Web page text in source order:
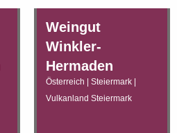
Weingut
Winkler-
Hermaden
Österreich | Steiermark |
Vulkanland Steiermark